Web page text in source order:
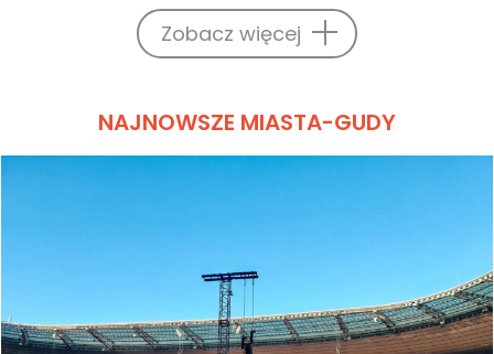
Zobacz więcej
NAJNOWSZE MIASTA-GUDY